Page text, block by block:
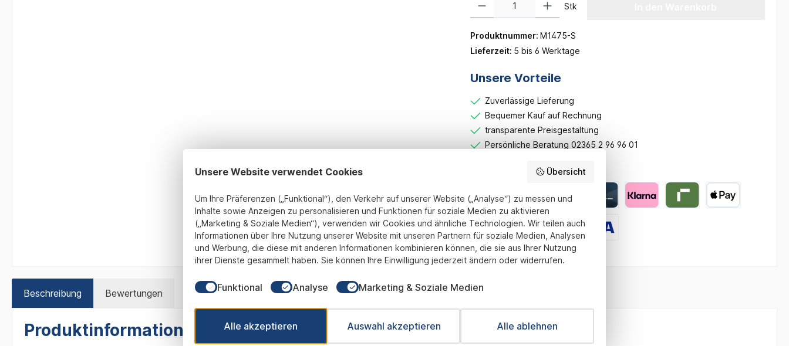
Stk
Produktnummer: M1475-S
Lieferzeit: 5 bis 6 Werktage
Unsere Vorteile
Zuverlässige Lieferung
Bequemer Kauf auf Rechnung
transparente Preisgestaltung
Persönliche Beratung 02365 2 96 96 01
Unsere Zahlungsarten:
Beschreibung Bewertungen
Produktinformationen "Medaille Fußball 50mm - Farbe: Silber"
Unsere Website verwendet Cookies Übersicht
Um Ihre Präferenzen („Funktional“), den Verkehr auf unserer Website („Analyse“) zu messen und
Inhalte sowie Anzeigen zu personalisieren und Funktionen für soziale Medien zu aktivieren
(„Marketing & Soziale Medien“), verwenden wir Cookies und ähnliche Technologien. Wir teilen auch
Informationen über Ihre Nutzung unserer Website mit unseren Partnern für soziale Medien, Analysen
und Werbung, die diese mit anderen Informationen kombinieren können, die sie aus Ihrer Nutzung
ihrer Dienste gesammelt haben. Sie können Ihre Einwilligung jederzeit ändern oder widerrufen.
Funktional Analyse Marketing & Soziale Medien
Alle ablehnen
Auswahl akzeptieren
Alle akzeptieren